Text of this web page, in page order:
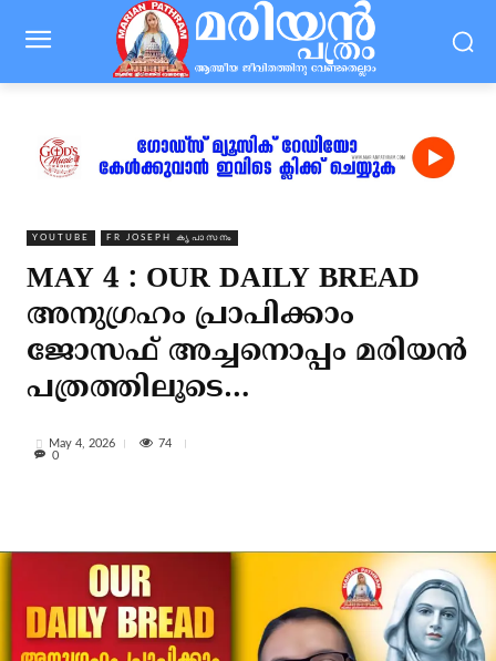
YOUTUBE FR JOSEPH കൃപാസനം
MAY 4 : OUR DAILY BREAD
അനുഗ്രഹം പ്രാപിക്കാം
ജോസഫ് അച്ചനൊപ്പം മരിയൻ
പത്രത്തിലൂടെ…
May 4, 2026
74
0